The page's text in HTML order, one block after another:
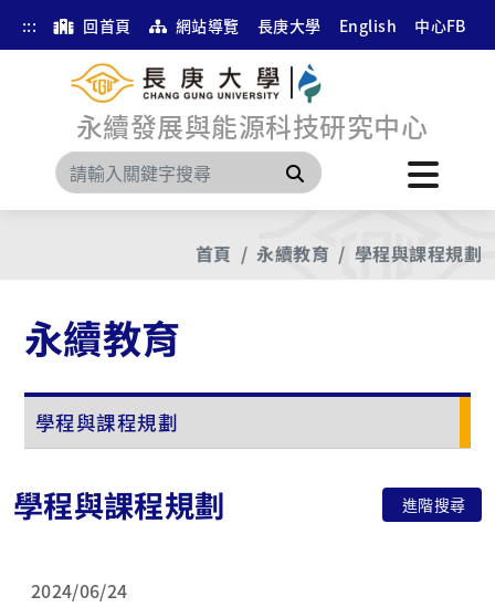
::: 回首頁 網站導覽 長庚大學 English 中心FB
永續發展與能源科技研究中心
搜尋
首頁 永續教育 學程與課程規劃
永續教育
學程與課程規劃
學程與課程規劃 進階搜尋
2024/06/24